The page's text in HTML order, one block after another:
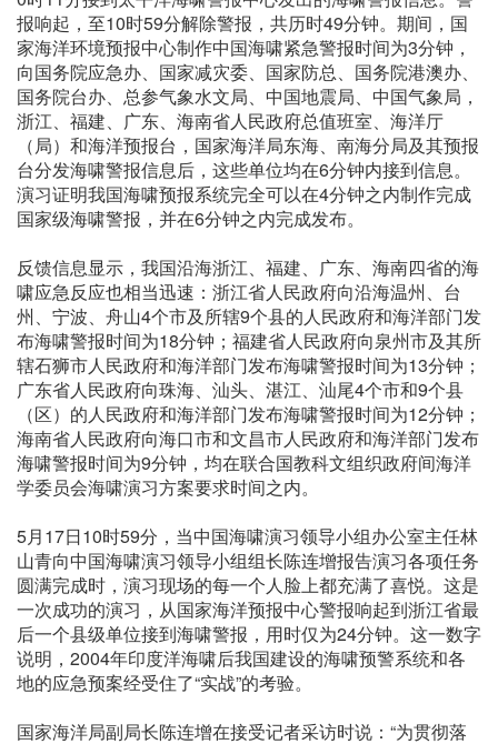
报响起，至10时59分解除警报，共历时49分钟。期间，国
家海洋环境预报中心制作中国海啸紧急警报时间为3分钟，
向国务院应急办、国家减灾委、国家防总、国务院港澳办、
国务院台办、总参气象水文局、中国地震局、中国气象局，
浙江、福建、广东、海南省人民政府总值班室、海洋厅
（局）和海洋预报台，国家海洋局东海、南海分局及其预报
台分发海啸警报信息后，这些单位均在6分钟内接到信息。
演习证明我国海啸预报系统完全可以在4分钟之内制作完成
国家级海啸警报，并在6分钟之内完成发布。
反馈信息显示，我国沿海浙江、福建、广东、海南四省的海
啸应急反应也相当迅速：浙江省人民政府向沿海温州、台
州、宁波、舟山4个市及所辖9个县的人民政府和海洋部门发
布海啸警报时间为18分钟；福建省人民政府向泉州市及其所
辖石狮市人民政府和海洋部门发布海啸警报时间为13分钟；
广东省人民政府向珠海、汕头、湛江、汕尾4个市和9个县
（区）的人民政府和海洋部门发布海啸警报时间为12分钟；
海南省人民政府向海口市和文昌市人民政府和海洋部门发布
海啸警报时间为9分钟，均在联合国教科文组织政府间海洋
学委员会海啸演习方案要求时间之内。
5月17日10时59分，当中国海啸演习领导小组办公室主任林
山青向中国海啸演习领导小组组长陈连增报告演习各项任务
圆满完成时，演习现场的每一个人脸上都充满了喜悦。这是
一次成功的演习，从国家海洋预报中心警报响起到浙江省最
后一个县级单位接到海啸警报，用时仅为24分钟。这一数字
说明，2004年印度洋海啸后我国建设的海啸预警系统和各
地的应急预案经受住了“实战”的考验。
国家海洋局副局长陈连增在接受记者采访时说：“为贯彻落